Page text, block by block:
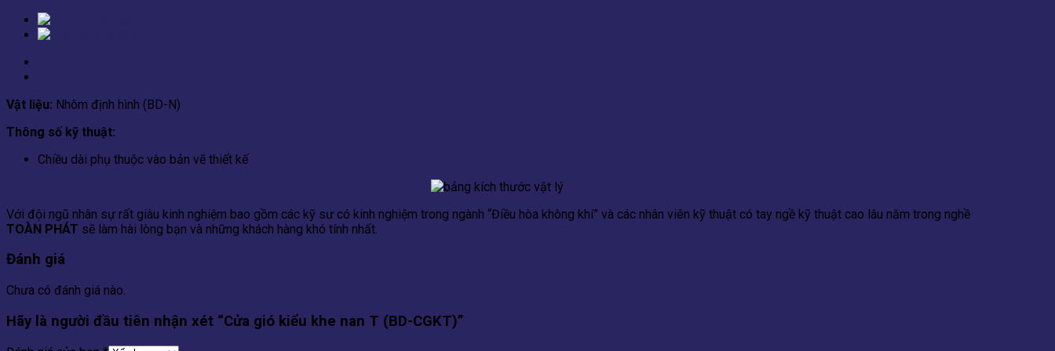
Vật liệu: Nhôm định hình (BD-N)
Thông số kỹ thuật:
Chiều dài phụ thuộc vào bản vẽ thiết kế
Với đội ngũ nhân sự rất giàu kinh nghiệm bao gồm các kỹ sư có kinh nghiệm trong ngành “Điều hòa không khí” và các nhân viên kỹ thuật có tay ngề kỹ thuật cao lâu năm trong nghề
TOÀN PHÁT sẽ làm hài lòng bạn và những khách hàng khó tính nhất.
Đánh giá
Chưa có đánh giá nào.
Hãy là người đầu tiên nhận xét “Cửa gió kiểu khe nan T (BD-CGKT)”